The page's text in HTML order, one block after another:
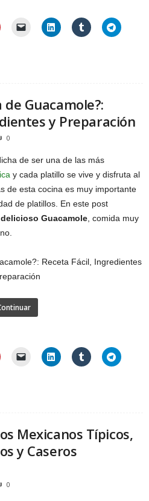
de Guacamole?:
y Preparación
0
de ser una de las más
y cada platillo se vive y disfruta al
de esta cocina es muy importante
de platillos. En este post
Guacamole , comida muy
Mexicanos Típicos,
y Caseros
0